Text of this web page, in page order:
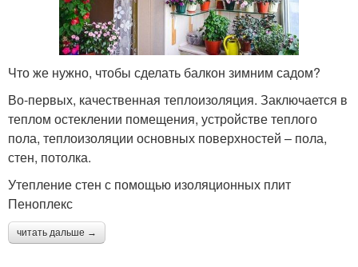
Что же нужно, чтобы сделать балкон зимним садом?
Во-первых, качественная теплоизоляция. Заключается в
теплом остеклении помещения, устройстве теплого
пола, теплоизоляции основных поверхностей – пола,
стен, потолка.
Утепление стен с помощью изоляционных плит
Пеноплекс
читать дальше →